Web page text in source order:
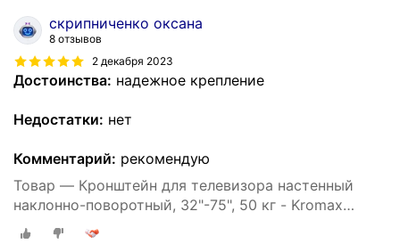
скрипниченко оксана
8 отзывов
2 декабря 2023
Достоинства: надежное крепление
Недостатки: нет
Комментарий: рекомендую
Товар — Кронштейн для телевизора настенный
наклонно-поворотный, 32"-75", 50 кг - Kromax
ATLANTIS-80